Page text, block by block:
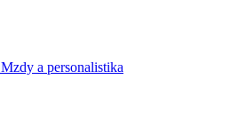
Mzdy a personalistika